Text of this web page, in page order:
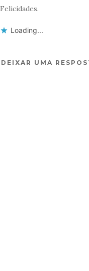
Felicidades.
Loading...
DEIXAR UMA